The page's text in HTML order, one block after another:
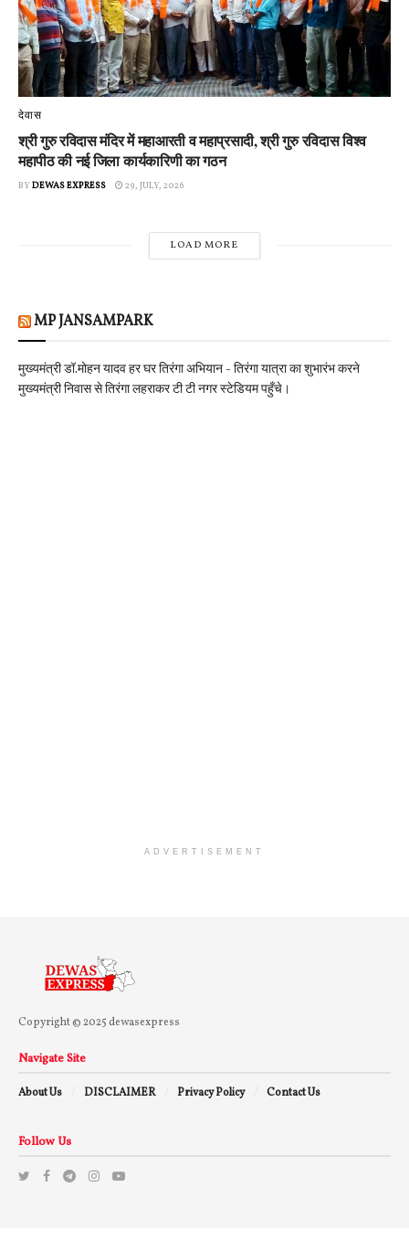
देवास
श्री गुरु रविदास मंदिर में महाआरती व महाप्रसादी, श्री गुरु रविदास विश्व
महापीठ की नई जिला कार्यकारिणी का गठन
BY DEWAS EXPRESS 29, JULY, 2026
LOAD MORE
MP JANSAMPARK
मुख्यमंत्री डॉ.मोहन यादव हर घर तिरंगा अभियान - तिरंगा यात्रा का शुभारंभ करने
मुख्यमंत्री निवास से तिरंगा लहराकर टी टी नगर स्टेडियम पहुँचे।
ADVERTISEMENT
Copyright © 2025 dewasexpress
Navigate Site
About Us DISCLAIMER Privacy Policy Contact Us
Follow Us